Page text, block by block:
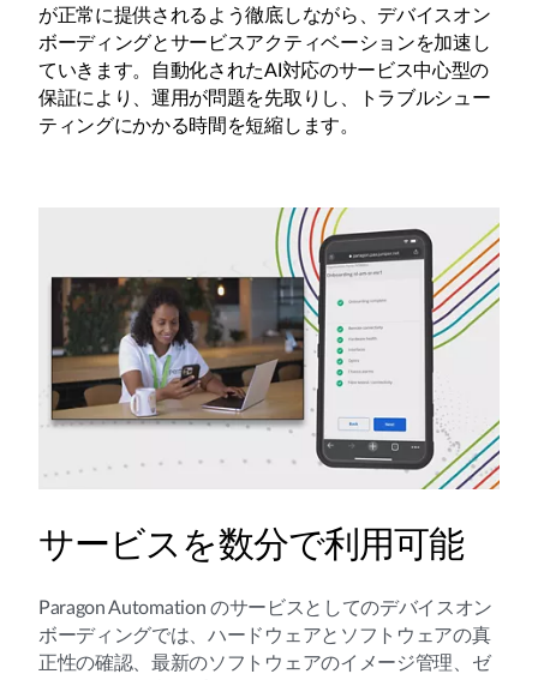
が正常に提供されるよう徹底しながら、デバイスオン
ボーディングとサービスアクティベーションを加速し
ていきます。自動化されたAI対応のサービス中心型の
保証により、運用が問題を先取りし、トラブルシュー
ティングにかかる時間を短縮します。
サービスを数分で利用可能
Paragon Automation のサービスとしてのデバイスオン
ボーディングでは、ハードウェアとソフトウェアの真
正性の確認、最新のソフトウェアのイメージ管理、ゼ